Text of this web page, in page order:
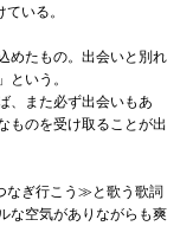
いる。
めたもの。出会いと別れ
という。
、また必ず出会いもあ
ものを受け取ることが出
なぎ行こう≫と歌う歌詞
な空気がありながらも爽